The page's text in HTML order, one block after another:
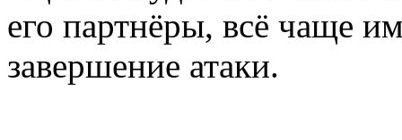
его партнёры, всё чаще
завершение атаки.